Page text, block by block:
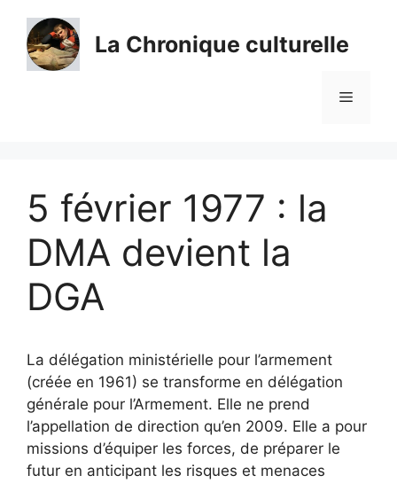
contenu
La Chronique culturelle
Menu
5 février 1977 : la
DMA devient la
DGA
La délégation ministérielle pour l’armement
(créée en 1961) se transforme en délégation
générale pour l’Armement. Elle ne prend
l’appellation de direction qu’en 2009. Elle a pour
missions d’équiper les forces, de préparer le
futur en anticipant les risques et menaces